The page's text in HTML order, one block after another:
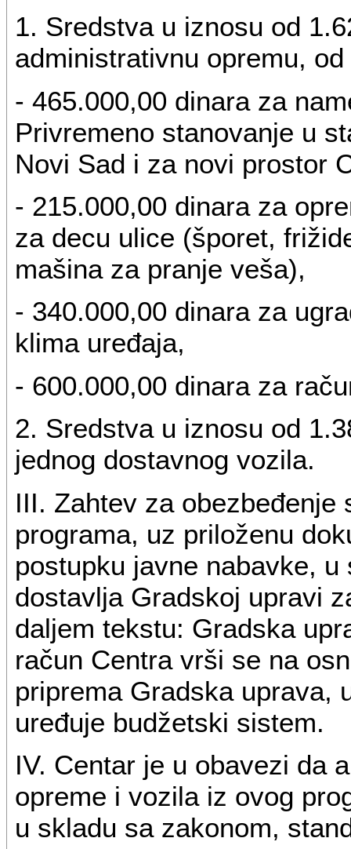
1. Sredstva u iznosu od
administrativnu opremu,
- 465.000,00 dinara za
Privremeno stanovanje u
Novi Sad i za novi prostor
- 215.000,00 dinara za
za decu ulice (šporet,
mašina za pranje veša),
- 340.000,00 dinara za
klima uređaja,
- 600.000,00 dinara za
2. Sredstva u iznosu od
jednog dostavnog vozila.
III. Zahtev za
programa, uz priloženu
postupku javne nabavke,
dostavlja Gradskoj upravi
daljem tekstu: Gradska
račun Centra vrši se na
priprema Gradska uprava,
uređuje budžetski sistem.
IV. Centar je u obavezi da
opreme i vozila iz ovog
u skladu sa zakonom,